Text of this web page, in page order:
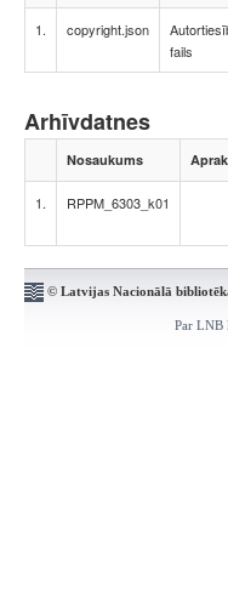
1. copyright.json
fails
Arhīvdatnes
Nosaukums
1. RPPM_6303_k01
© Latvijas Nacionālā
Par LNB